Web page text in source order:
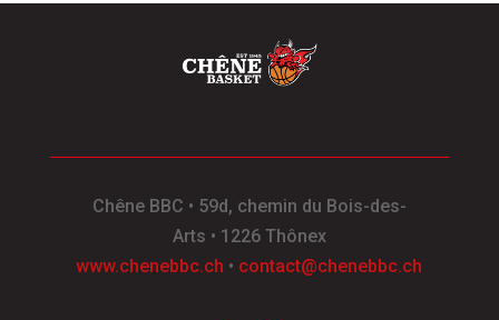
Chêne BBC • 59d, chemin du Bois-des-
Arts • 1226 Thônex
www.chenebbc.ch • contact@chenebbc.ch